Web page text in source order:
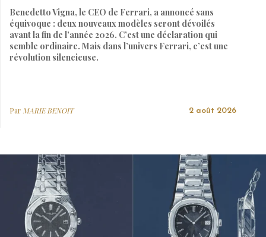
Benedetto Vigna, le CEO de Ferrari, a annoncé sans
équivoque : deux nouveaux modèles seront dévoilés
avant la fin de l’année 2026. C’est une déclaration qui
semble ordinaire. Mais dans l’univers Ferrari, c’est une
révolution silencieuse.
Par MARIE BENOIT 2 août 2026